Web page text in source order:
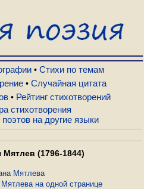
• Стихи по темам
• Случайная цитата
• Рейтинг стихотворений
стихотворения
на другие языки
(1796-1844)
Мятлева
на одной странице